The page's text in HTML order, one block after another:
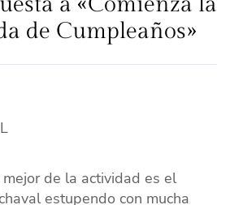
de Cumpleaños»
de la actividad es el
estupendo con mucha